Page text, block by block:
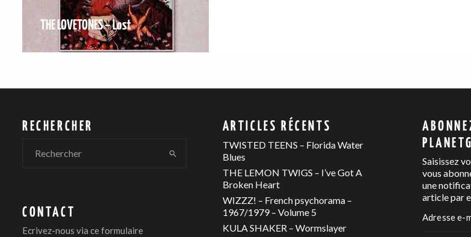
THE LOVETONES – Lost
RECHERCHER
CONTACT
Ecrivez-nous via ce formulaire
ARTICLES RÉCENTS
TWISTED TEENS – Florida Water
Blues
THE LEMON TWIGS – I’ve Got A
Broken Heart
WIZZZ! – French psychorama –
1967/1979 – Volume 5
KULA SHAKER – Wormslayer
Saisissez
vous
une
article par